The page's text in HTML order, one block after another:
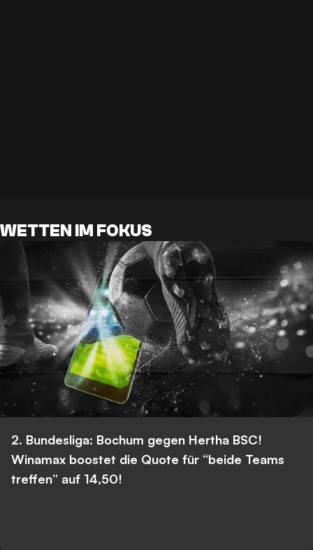
WETTEN IM FOKUS
2. Bundesliga: Bochum gegen Hertha BSC!
Winamax boostet die Quote für “beide Teams
treffen” auf 14,50!